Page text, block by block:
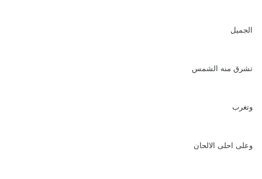
الجميل
تشرق منه الشمس
وتغرب
وعلى احلى الالحان